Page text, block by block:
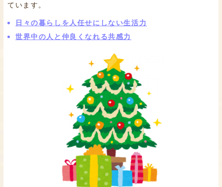
ています。
日々の暮らしを人任せにしない生活力
世界中の人と仲良くなれる共感力